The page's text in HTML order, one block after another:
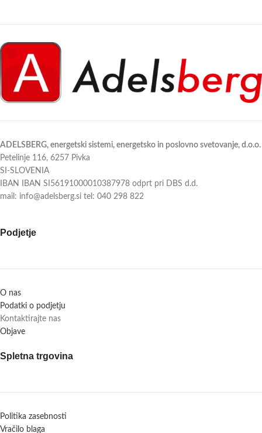
ADELSBERG, energetski sistemi, energetsko in poslovno svetovanje, d.o.o.
Petelinje 116, 6257 Pivka
SI-SLOVENIA
IBAN IBAN SI56191000010387978 odprt pri DBS d.d.
mail: info@adelsberg.si tel: 040 298 822
Podjetje
O nas
Podatki o podjetju
Kontaktirajte nas
Objave
Spletna trgovina
Politika zasebnosti
Vračilo blaga